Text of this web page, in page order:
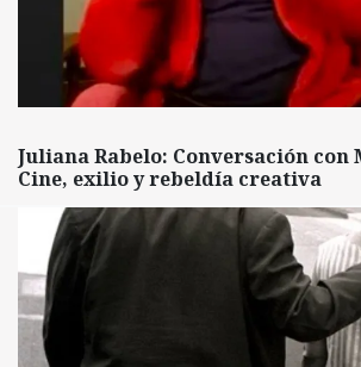
Juliana Rabelo: Conversación con
Cine, exilio y rebeldía creativa